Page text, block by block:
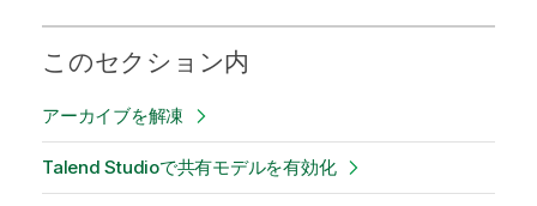
このセクション内
アーカイブを解凍
Talend Studioで共有モデルを有効化